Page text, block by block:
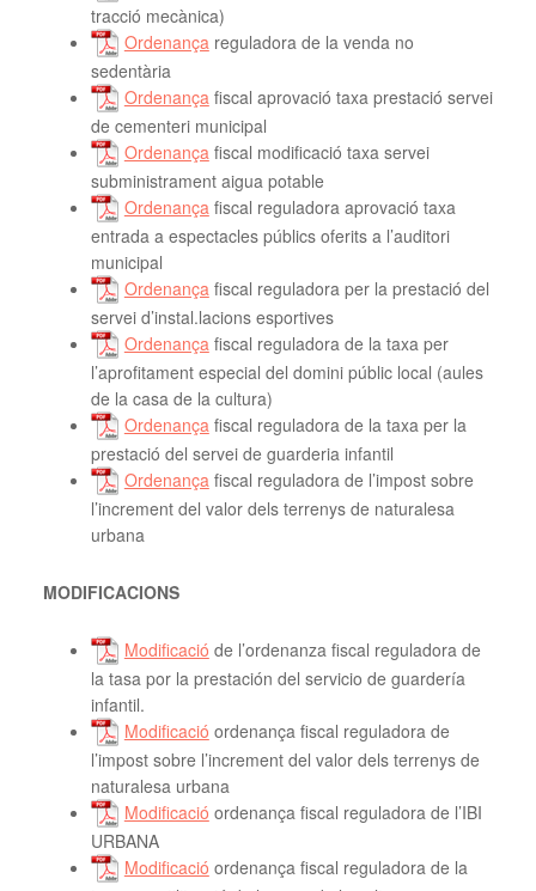
tracció mecànica)
Ordenançareguladora de la venda no
sedentària
Ordenançafiscal aprovació taxa prestació servei
de cementeri municipal
Ordenançafiscal modificació taxa servei
subministrament aigua potable
Ordenançafiscal reguladora aprovació taxa
entrada a espectacles públics oferits a l’auditori
municipal
Ordenançafiscal reguladora per la prestació del
servei d’instal.lacions esportives
Ordenançafiscal reguladora de la taxa per
l’aprofitament especial del domini públic local (aules
de la casa de la cultura)
Ordenançafiscal reguladora de la taxa per la
prestació del servei de guarderia infantil
Ordenançafiscal reguladora de l’impost sobre
l’increment del valor dels terrenys de naturalesa
urbana
MODIFICACIONS
Modificació de l’ordenanza fiscal reguladora de
la tasa por la prestación del servicio de guardería
infantil.
Modificació ordenança fiscal reguladora de
l’impost sobre l’increment del valor dels terrenys de
naturalesa urbana
Modificació ordenança fiscal reguladora de l’IBI
URBANA
Modificació ordenança fiscal reguladora de la